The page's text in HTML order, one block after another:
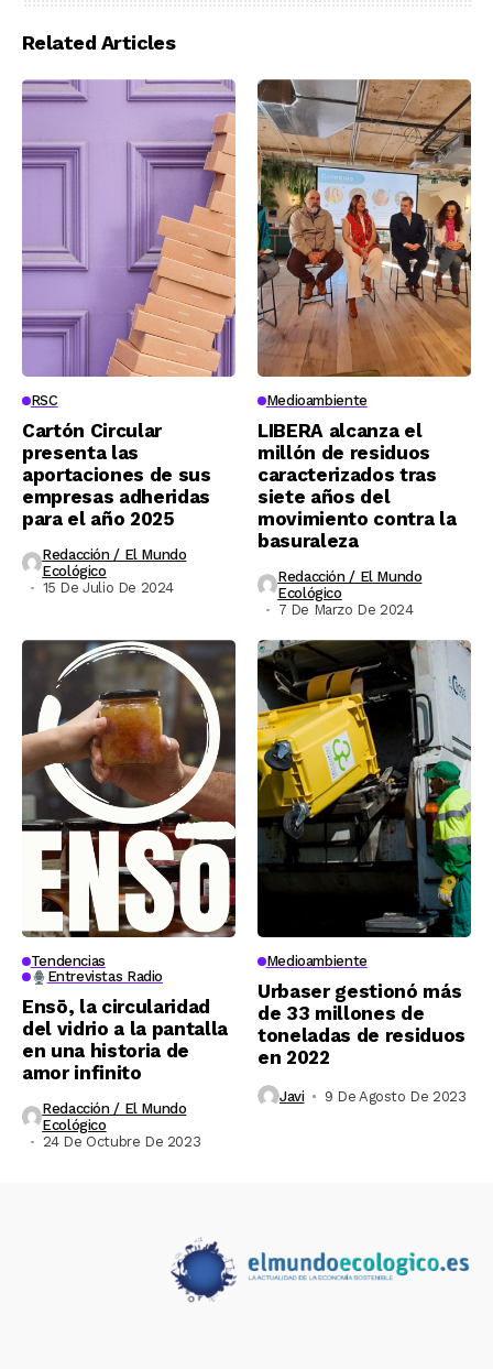
Related Articles
RSC
Cartón Circular
presenta las
aportaciones de sus
empresas adheridas
para el año 2025
Redacción / El Mundo
Ecológico
15 De Julio De 2024
Medioambiente
LIBERA alcanza el
millón de residuos
caracterizados tras
siete años del
movimiento contra la
basuraleza
Redacción / El Mundo
Ecológico
7 De Marzo De 2024
Tendencias
Entrevistas Radio
Ensō, la circularidad
del vidrio a la pantalla
en una historia de
amor infinito
Redacción / El Mundo
Ecológico
24 De Octubre De 2023
Medioambiente
Urbaser gestionó más
de 33 millones de
toneladas de residuos
en 2022
Javi 9 De Agosto De 2023